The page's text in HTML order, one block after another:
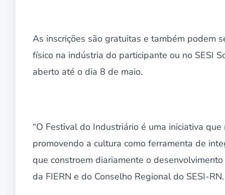
As inscrições são gratuitas e também podem
físico na indústria do participante ou no SESI
aberto até o dia 8 de maio.
“O Festival do Industriário é uma iniciativa
promovendo a cultura como ferramenta de
que constroem diariamente o
da FIERN e do Conselho Regional do SESI-RN.